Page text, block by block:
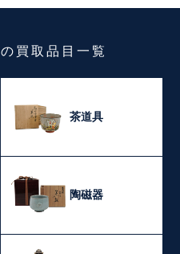
の買取品目一覧
茶道具
陶磁器